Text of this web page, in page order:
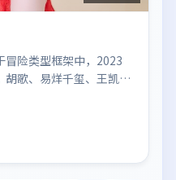
冒险类型框架中，2023
歌、易烊千玺、王凯、
关注；整体气质偏中国